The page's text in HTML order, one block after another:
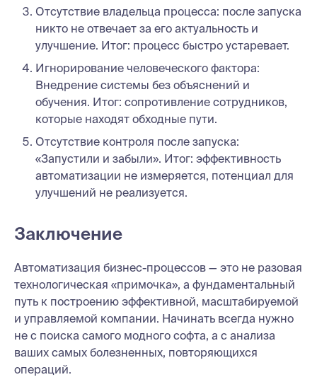
Отсутствие владельца процесса: после запуска
никто не отвечает за его актуальность и
улучшение. Итог: процесс быстро устаревает.
Игнорирование человеческого фактора:
Внедрение системы без объяснений и
обучения. Итог: сопротивление сотрудников,
которые находят обходные пути.
Отсутствие контроля после запуска:
«Запустили и забыли». Итог: эффективность
автоматизации не измеряется, потенциал для
улучшений не реализуется.
Заключение
Автоматизация бизнес-процессов — это не разовая
технологическая «примочка», а фундаментальный
путь к построению эффективной, масштабируемой
и управляемой компании. Начинать всегда нужно
не с поиска самого модного софта, а с анализа
ваших самых болезненных, повторяющихся
операций.